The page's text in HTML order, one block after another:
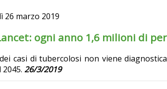
26 marzo 2019
ogni anno 1,6 milioni di
casi di tubercolosi non viene
26/3/2019